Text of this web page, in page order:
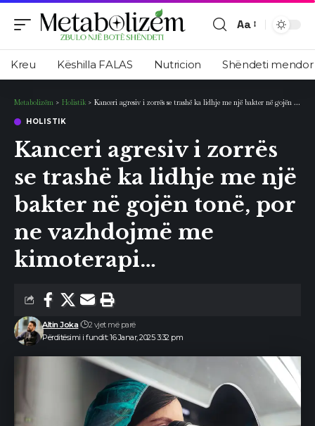
Ndryshimi
i
madhësisë
shkronjave
Aa
Kreu Këshilla FALAS Nutricion Shëndeti mendor
Metabolizëm > Holistik > Kanceri agresiv i zorrës se trashë ka lidhje me një bakter në gojën tonë, por ne vazhdojmë me kimoterapi…
HOLISTIK
Kanceri agresiv i zorrës
se trashë ka lidhje me një
bakter në gojën tonë, por
ne vazhdojmë me
kimoterapi…
Përditësimi i fundit: 16 Janar, 2025 3:32 pm
Altin Joka 2 vjet më parë